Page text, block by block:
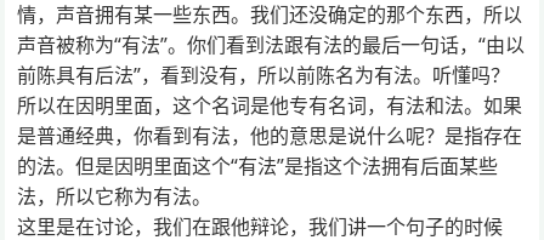
情，声音拥有某一些东西。我们还没确定的那个东西，所以
声音被称为“有法”。你们看到法跟有法的最后一句话，“由以
前陈具有后法”，看到没有，所以前陈名为有法。听懂吗？
所以在因明里面，这个名词是他专有名词，有法和法。如果
是普通经典，你看到有法，他的意思是说什么呢？是指存在
的法。但是因明里面这个“有法”是指这个法拥有后面某些
法，所以它称为有法。
这里是在讨论，我们在跟他辩论，我们讲一个句子的时候